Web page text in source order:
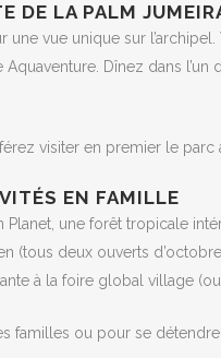
DE LA PALM
une vue unique sur
Dînez dans
visiter en premier le parc
EN FAMILLE
une forêt tropicale
(tous deux ouverts
à la foire global village
familles ou pour se détendre